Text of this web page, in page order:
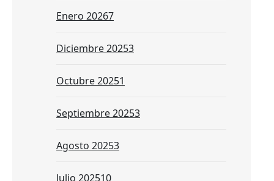
Enero 20267
Diciembre 20253
Octubre 20251
Septiembre 20253
Agosto 20253
Julio 202510